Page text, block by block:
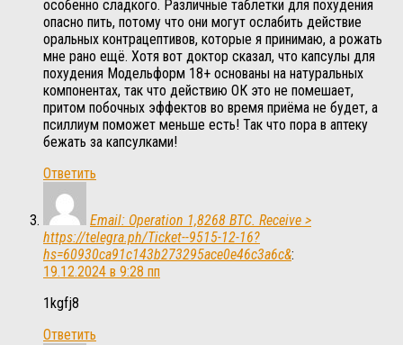
особенно сладкого. Различные таблетки для похудения
опасно пить, потому что они могут ослабить действие
оральных контрацептивов, которые я принимаю, а рожать
мне рано ещё. Хотя вот доктор сказал, что капсулы для
похудения Модельформ 18+ основаны на натуральных
компонентах, так что действию ОК это не помешает,
притом побочных эффектов во время приёма не будет, а
псиллиум поможет меньше есть! Так что пора в аптеку
бежать за капсулками!
Ответить
Email: Operation 1,8268 BTC. Receive >
https://telegra.ph/Ticket--9515-12-16?
hs=60930ca91c143b273295ace0e46c3a6c&:
19.12.2024 в 9:28 пп
1kgfj8
Ответить